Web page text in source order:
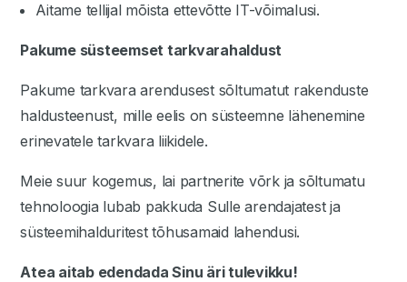
Aitame tellijal mõista ettevõtte IT-võimalusi.
Pakume süsteemset tarkvarahaldust
Pakume tarkvara arendusest sõltumatut rakenduste
haldusteenust, mille eelis on süsteemne lähenemine
erinevatele tarkvara liikidele.
Meie suur kogemus, lai partnerite võrk ja sõltumatu
tehnoloogia lubab pakkuda Sulle arendajatest ja
süsteemihalduritest tõhusamaid lahendusi.
Atea aitab edendada Sinu äri tulevikku!